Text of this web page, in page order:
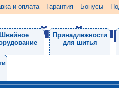
и оплата Гарантия Бонусы
Швейное
Принадлежности
для шитья